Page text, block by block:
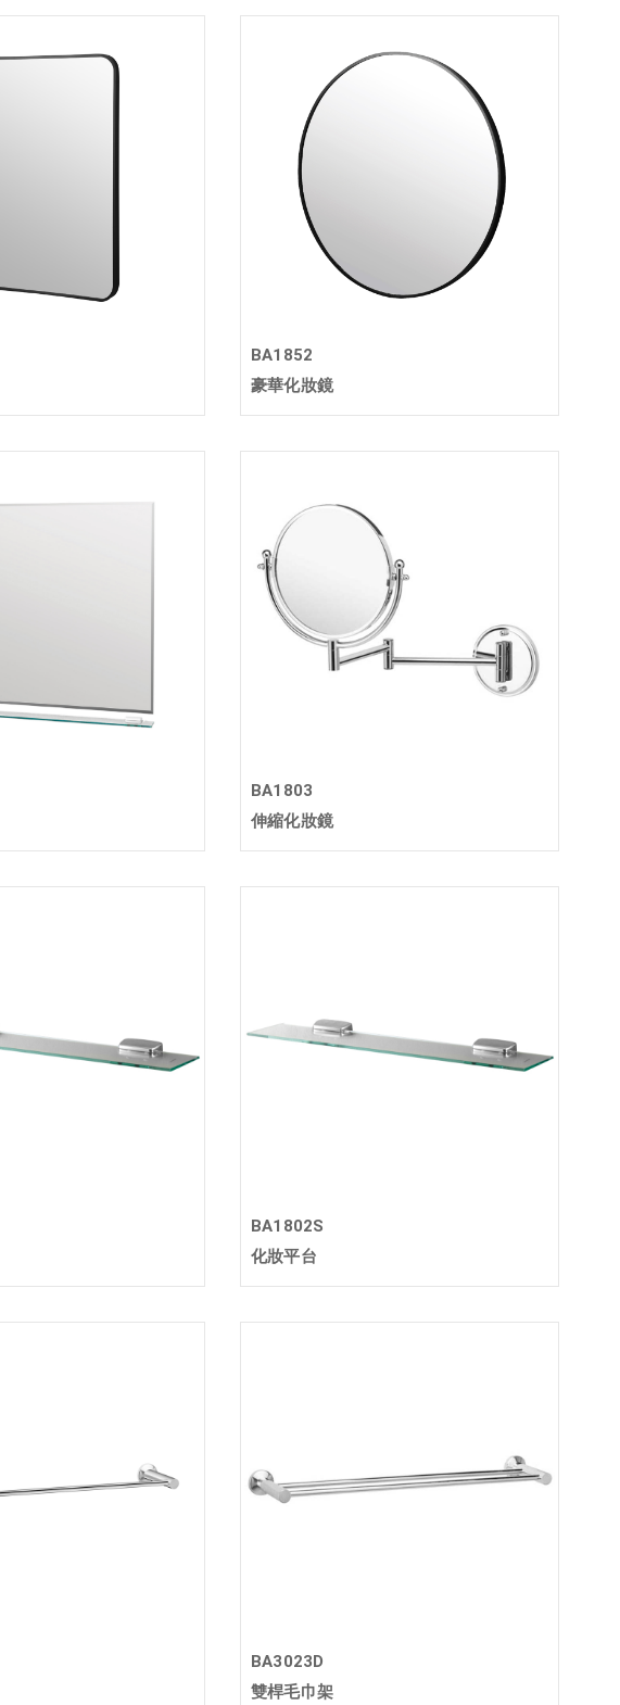
BA1852
豪華化妝鏡
BA1803
伸縮化妝鏡
BA1802S
化妝平台
BA3023D
雙桿毛巾架